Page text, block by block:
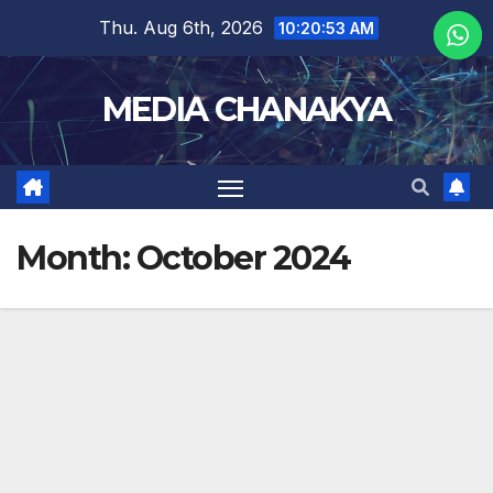
Thu. Aug 6th, 2026 10:20:54 AM
MEDIA CHANAKYA
Month:October 2024